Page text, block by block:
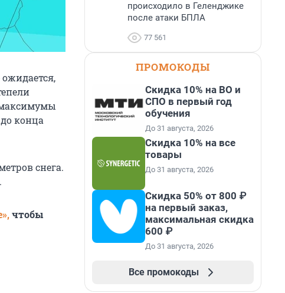
максимумы
конца
снега.
чтобы
происходило в Геленджике
после атаки БПЛА
77 561
ПРОМОКОДЫ
Скидка 10% на ВО и
СПО в первый год
обучения
До 31 августа, 2026
Скидка 10% на все
товары
До 31 августа, 2026
Скидка 50% от 800 ₽
на первый заказ,
максимальная скидка
600 ₽
До 31 августа, 2026
Все промокоды